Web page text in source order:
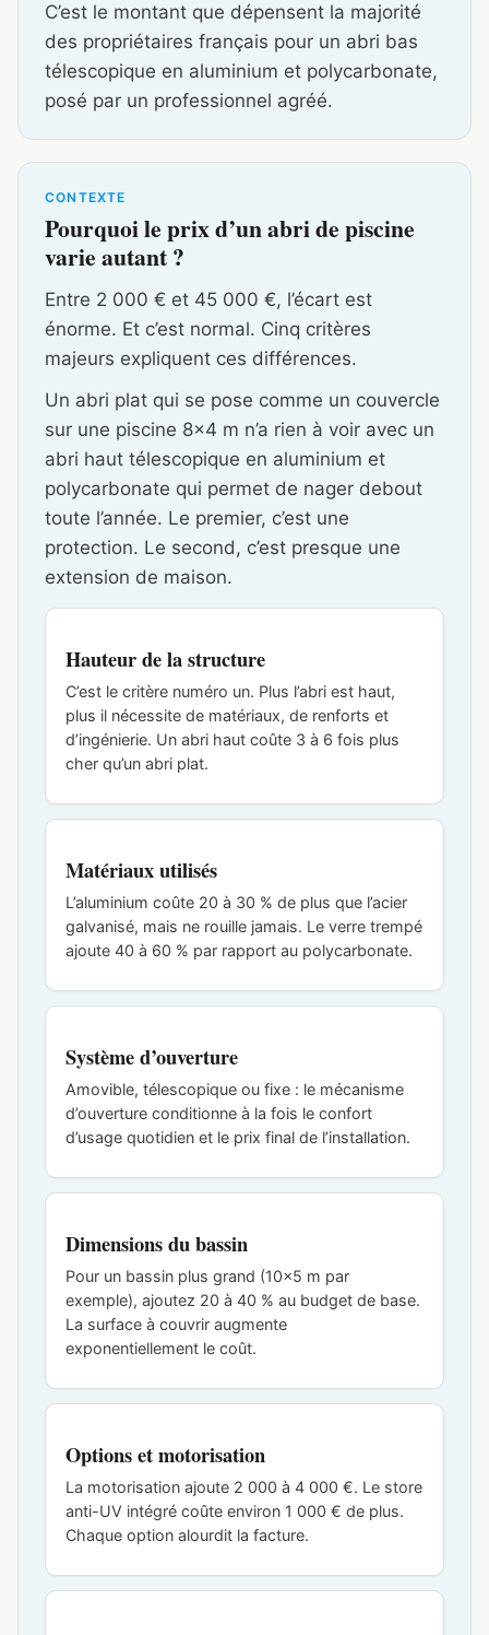
C’est le montant que dépensent la majorité
des propriétaires français pour un abri bas
télescopique en aluminium et polycarbonate,
posé par un professionnel agréé.
CONTEXTE
Pourquoi le prix d’un abri de piscine
varie autant ?
Entre 2 000 € et 45 000 €, l’écart est
énorme. Et c’est normal. Cinq critères
majeurs expliquent ces différences.
Un abri plat qui se pose comme un couvercle
sur une piscine 8×4 m n’a rien à voir avec un
abri haut télescopique en aluminium et
polycarbonate qui permet de nager debout
toute l’année. Le premier, c’est une
protection. Le second, c’est presque une
extension de maison.
Hauteur de la structure
C’est le critère numéro un. Plus l’abri est haut,
plus il nécessite de matériaux, de renforts et
d’ingénierie. Un abri haut coûte 3 à 6 fois plus
cher qu’un abri plat.
Matériaux utilisés
L’aluminium coûte 20 à 30 % de plus que l’acier
galvanisé, mais ne rouille jamais. Le verre trempé
ajoute 40 à 60 % par rapport au polycarbonate.
Système d’ouverture
Amovible, télescopique ou fixe : le mécanisme
d’ouverture conditionne à la fois le confort
d’usage quotidien et le prix final de l’installation.
Dimensions du bassin
Pour un bassin plus grand (10×5 m par
exemple), ajoutez 20 à 40 % au budget de base.
La surface à couvrir augmente
exponentiellement le coût.
Options et motorisation
La motorisation ajoute 2 000 à 4 000 €. Le store
anti-UV intégré coûte environ 1 000 € de plus.
Chaque option alourdit la facture.